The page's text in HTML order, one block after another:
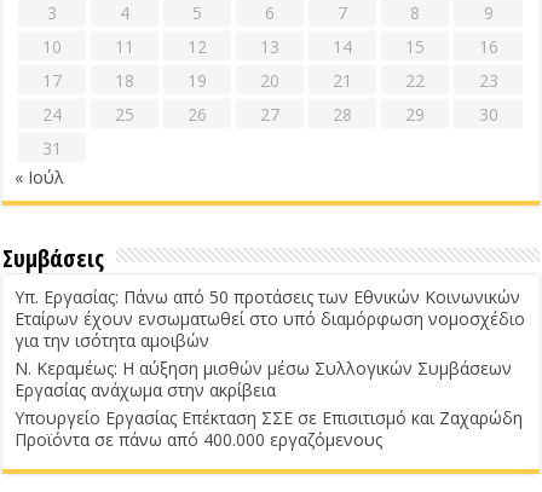
3
4 5 6 7 8
9
10
11 12 13 14 15
16
17
18 19 20 21 22
23
24
25 26 27 28 29
30
31
« Ιούλ
Συμβάσεις
Υπ. Εργασίας: Πάνω από 50 προτάσεις των Εθνικών Κοινωνικών
Εταίρων έχουν ενσωματωθεί στο υπό διαμόρφωση νομοσχέδιο
για την ισότητα αμοιβών
Ν. Κεραμέως: Η αύξηση μισθών μέσω Συλλογικών Συμβάσεων
Εργασίας ανάχωμα στην ακρίβεια
Υπουργείο Εργασίας Επέκταση ΣΣΕ σε Επισιτισμό και Ζαχαρώδη
Προϊόντα σε πάνω από 400.000 εργαζόμενους